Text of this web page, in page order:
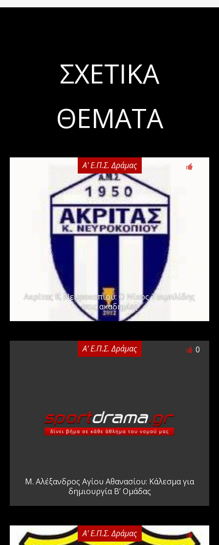
ΣΧΕΤΙΚΆ
ΘΈΜΑΤΑ
Α' Ε.Π.Σ. Δράμας
Ακρίτας Κ. Νευροκοπίου: Ο Νίκος Τσιμπλίδης
στις ακαδημίες
Α' Ε.Π.Σ. Δράμας 0
Μ. Αλέξανδρος Αγίου Αθανασίου: Κάλεσμα για
δημιουργία Β’ Ομάδας
Α' Ε.Π.Σ. Δράμας 0